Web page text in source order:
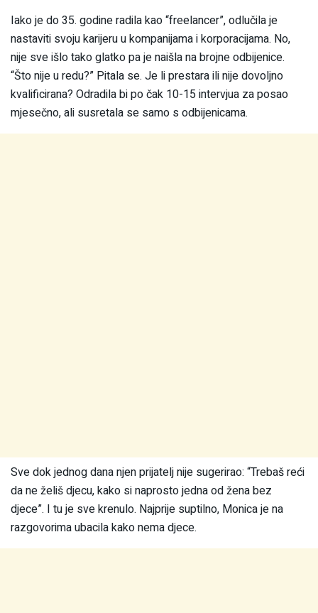
Iako je do 35. godine radila kao “freelancer”, odlučila je
nastaviti svoju karijeru u kompanijama i korporacijama. No,
nije sve išlo tako glatko pa je naišla na brojne odbijenice.
“Što nije u redu?” Pitala se. Je li prestara ili nije dovoljno
kvalificirana? Odradila bi po čak 10-15 intervjua za posao
mjesečno, ali susretala se samo s odbijenicama.
Sve dok jednog dana njen prijatelj nije sugerirao: “Trebaš reći
da ne želiš djecu, kako si naprosto jedna od žena bez
djece”. I tu je sve krenulo. Najprije suptilno, Monica je na
razgovorima ubacila kako nema djece.